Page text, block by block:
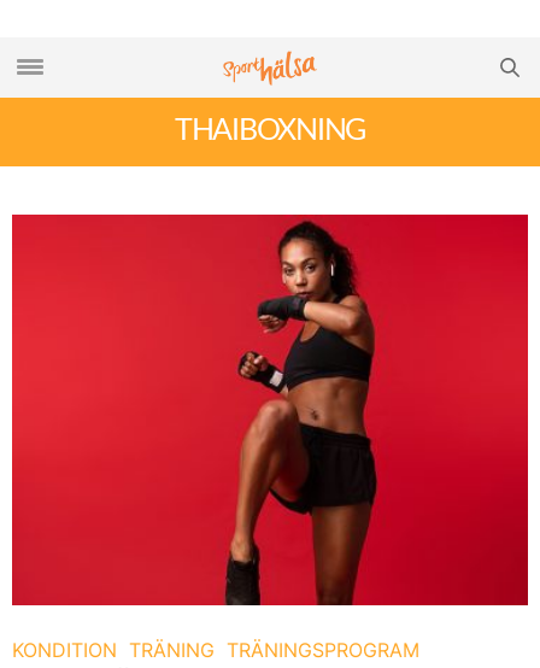
THAIBOXNING
KONDITION TRÄNING TRÄNINGSPROGRAM